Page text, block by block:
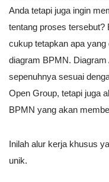
Anda tetapi juga ingin
tentang proses tersebut?
cukup tetapkan apa
diagram BPMN.
sepenuhnya sesuai
Open Group, tetapi juga
BPMN yang akan
Inilah alur kerja khusus
unik.